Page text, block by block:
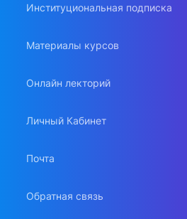
Институциональная подписка
Материалы курсов
Онлайн лекторий
Личный Кабинет
Почта
Обратная связь